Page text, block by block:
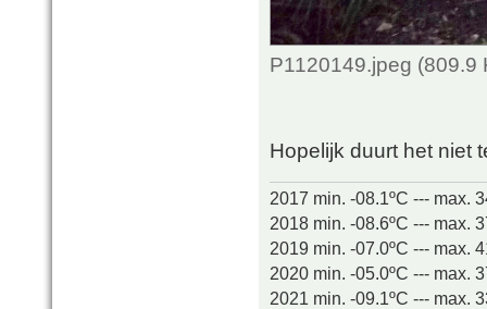
P1120149.jpeg (809.9
Hopelijk duurt het niet
2017 min. -08.1ºC --- max.
2018 min. -08.6ºC --- max.
2019 min. -07.0ºC --- max.
2020 min. -05.0ºC --- max.
2021 min. -09.1ºC --- max.